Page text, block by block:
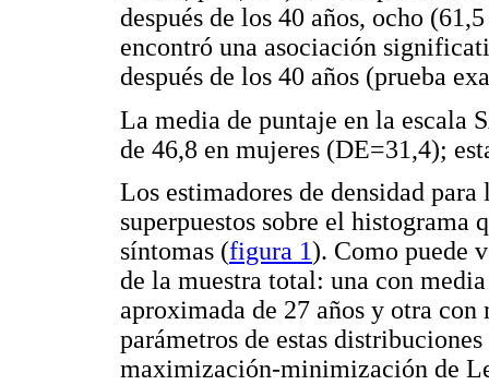
después de los 40 años, ocho
encontró una asociación
después de los 40 años (prueba
La media de puntaje en la escala
de 46,8 en mujeres (DE=31,4);
Los estimadores de densidad
superpuestos sobre el histograma
síntomas (figura 1). Como puede
de la muestra total: una con
aproximada de 27 años y otra con
parámetros de estas
maximización-minimización de